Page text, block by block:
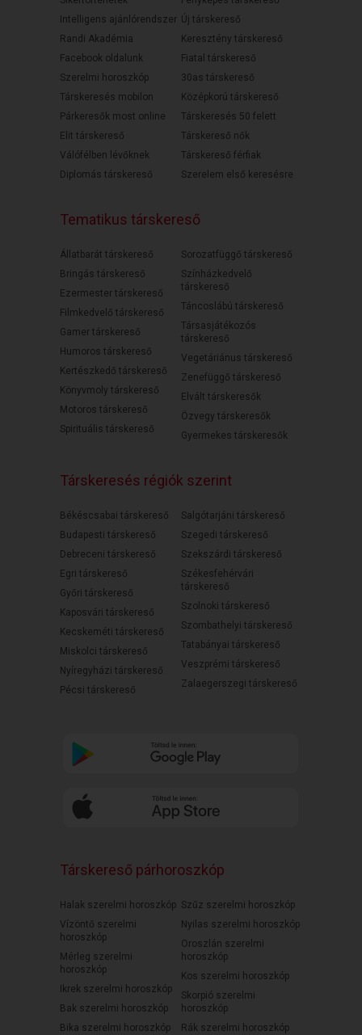
Intelligens ajánlórendszer
Randi Akadémia
Facebook oldalunk
Szerelmi horoszkóp
Társkeresés mobilon
Párkeresők most online
Elit társkereső
Válófélben lévőknek
Diplomás társkereső
Új társkereső
Keresztény társkereső
Fiatal társkereső
30as társkereső
Középkorú társkereső
Társkeresés 50 felett
Társkereső nők
Társkereső férfiak
Szerelem első keresésre
Tematikus társkereső
Állatbarát társkereső
Bringás társkereső
Ezermester társkereső
Filmkedvelő társkereső
Gamer társkereső
Humoros társkereső
Kertészkedő társkereső
Könyvmoly társkereső
Motoros társkereső
Spirituális társkereső
Sorozatfüggő társkereső
Színházkedvelő
társkereső
Táncoslábú társkereső
Társasjátékozós
társkereső
Vegetáriánus társkereső
Zenefüggő társkereső
Elvált társkeresők
Özvegy társkeresők
Gyermekes társkeresők
Társkeresés régiók szerint
Békéscsabai társkereső
Budapesti társkereső
Debreceni társkereső
Egri társkereső
Győri társkereső
Kaposvári társkereső
Kecskeméti társkereső
Miskolci társkereső
Nyíregyházi társkereső
Pécsi társkereső
Salgótarjáni társkereső
Szegedi társkereső
Szekszárdi társkereső
Székesfehérvári
társkereső
Szolnoki társkereső
Szombathelyi társkereső
Tatabányai társkereső
Veszprémi társkereső
Zalaegerszegi társkereső
Társkereső párhoroszkóp
Halak szerelmi horoszkóp
Vízöntő szerelmi
horoszkóp
Mérleg szerelmi
horoszkóp
Ikrek szerelmi horoszkóp
Bak szerelmi horoszkóp
Bika szerelmi horoszkóp
Szűz szerelmi horoszkóp
Nyilas szerelmi horoszkóp
Oroszlán szerelmi
horoszkóp
Kos szerelmi horoszkóp
Skorpió szerelmi
horoszkóp
Rák szerelmi horoszkóp